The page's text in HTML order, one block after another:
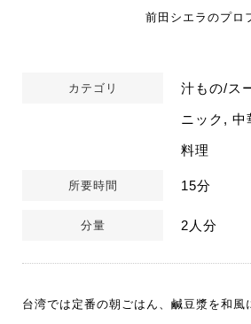
前田シエラのプロ
カテゴリ 汁もの/ス
ニック, 中
料理
所要時間 15分
分量 2人分
台湾では定番の朝ごはん、鹹豆漿を和風